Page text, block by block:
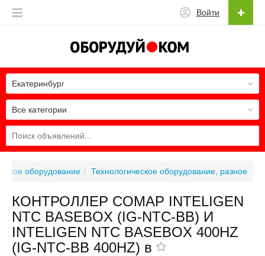
Войти
Все категории
Екатеринбург
оборудование Технологическое оборудование, разное
КОНТРОЛЛЕР COMAP INTELIGEN
NTC BASEBOX (IG-NTC-BB) И
INTELIGEN NTC BASEBOX 400HZ
(IG-NTC-BB 400HZ) в